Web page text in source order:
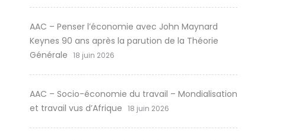
AAC – Penser l’économie avec John Maynard
Keynes 90 ans après la parution de la Théorie
Générale 18 juin 2026
AAC – Socio-économie du travail – Mondialisation
et travail vus d’Afrique 18 juin 2026